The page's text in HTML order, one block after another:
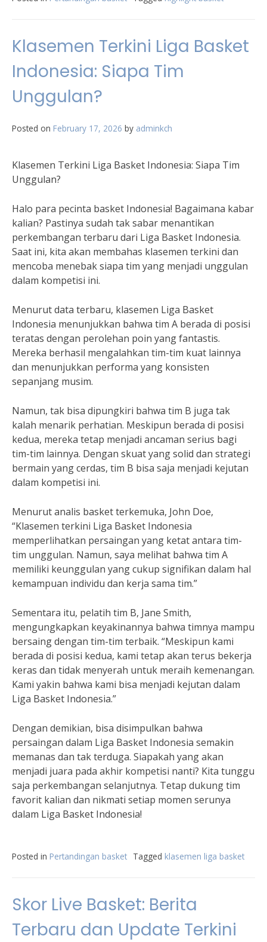
Klasemen Terkini Liga Basket
Indonesia: Siapa Tim
Unggulan?
Posted on February 17, 2026 by adminkch
Klasemen Terkini Liga Basket Indonesia: Siapa Tim
Unggulan?
Halo para pecinta basket Indonesia! Bagaimana kabar
kalian? Pastinya sudah tak sabar menantikan
perkembangan terbaru dari Liga Basket Indonesia.
Saat ini, kita akan membahas klasemen terkini dan
mencoba menebak siapa tim yang menjadi unggulan
dalam kompetisi ini.
Menurut data terbaru, klasemen Liga Basket
Indonesia menunjukkan bahwa tim A berada di posisi
teratas dengan perolehan poin yang fantastis.
Mereka berhasil mengalahkan tim-tim kuat lainnya
dan menunjukkan performa yang konsisten
sepanjang musim.
Namun, tak bisa dipungkiri bahwa tim B juga tak
kalah menarik perhatian. Meskipun berada di posisi
kedua, mereka tetap menjadi ancaman serius bagi
tim-tim lainnya. Dengan skuat yang solid dan strategi
bermain yang cerdas, tim B bisa saja menjadi kejutan
dalam kompetisi ini.
Menurut analis basket terkemuka, John Doe,
“Klasemen terkini Liga Basket Indonesia
memperlihatkan persaingan yang ketat antara tim-
tim unggulan. Namun, saya melihat bahwa tim A
memiliki keunggulan yang cukup signifikan dalam hal
kemampuan individu dan kerja sama tim.”
Sementara itu, pelatih tim B, Jane Smith,
mengungkapkan keyakinannya bahwa timnya mampu
bersaing dengan tim-tim terbaik. “Meskipun kami
berada di posisi kedua, kami tetap akan terus bekerja
keras dan tidak menyerah untuk meraih kemenangan.
Kami yakin bahwa kami bisa menjadi kejutan dalam
Liga Basket Indonesia.”
Dengan demikian, bisa disimpulkan bahwa
persaingan dalam Liga Basket Indonesia semakin
memanas dan tak terduga. Siapakah yang akan
menjadi juara pada akhir kompetisi nanti? Kita tunggu
saja perkembangan selanjutnya. Tetap dukung tim
favorit kalian dan nikmati setiap momen serunya
dalam Liga Basket Indonesia!
Posted in Pertandingan basket Tagged klasemen liga basket
Skor Live Basket: Berita
Terbaru dan Update Terkini